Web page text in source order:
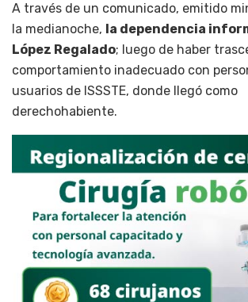
A través de un comunicado, emitido
la medianoche, la dependencia
López Regalado; luego de haber
comportamiento inadecuado con
usuarios de ISSSTE, donde llegó como
derechohabiente.